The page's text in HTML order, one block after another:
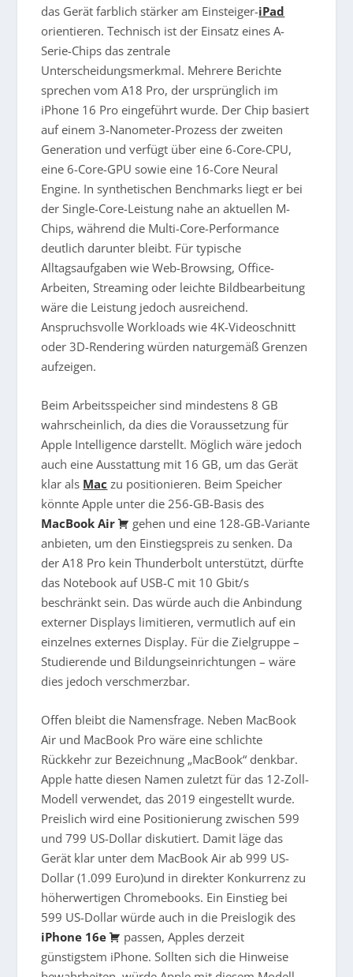
das Gerät farblich stärker am Einsteiger-iPad
orientieren. Technisch ist der Einsatz eines A-
Serie-Chips das zentrale
Unterscheidungsmerkmal. Mehrere Berichte
sprechen vom A18 Pro, der ursprünglich im
iPhone 16 Pro eingeführt wurde. Der Chip basiert
auf einem 3-Nanometer-Prozess der zweiten
Generation und verfügt über eine 6-Core-CPU,
eine 6-Core-GPU sowie eine 16-Core Neural
Engine. In synthetischen Benchmarks liegt er bei
der Single-Core-Leistung nahe an aktuellen M-
Chips, während die Multi-Core-Performance
deutlich darunter bleibt. Für typische
Alltagsaufgaben wie Web-Browsing, Office-
Arbeiten, Streaming oder leichte Bildbearbeitung
wäre die Leistung jedoch ausreichend.
Anspruchsvolle Workloads wie 4K-Videoschnitt
oder 3D-Rendering würden naturgemäß Grenzen
aufzeigen.
Beim Arbeitsspeicher sind mindestens 8 GB
wahrscheinlich, da dies die Voraussetzung für
Apple Intelligence darstellt. Möglich wäre jedoch
auch eine Ausstattung mit 16 GB, um das Gerät
klar als Mac zu positionieren. Beim Speicher
könnte Apple unter die 256-GB-Basis des
MacBook Air
gehen und eine 128-GB-Variante
anbieten, um den Einstiegspreis zu senken. Da
der A18 Pro kein Thunderbolt unterstützt, dürfte
das Notebook auf USB-C mit 10 Gbit/s
beschränkt sein. Das würde auch die Anbindung
externer Displays limitieren, vermutlich auf ein
einzelnes externes Display. Für die Zielgruppe –
Studierende und Bildungseinrichtungen – wäre
dies jedoch verschmerzbar.
Offen bleibt die Namensfrage. Neben MacBook
Air und MacBook Pro wäre eine schlichte
Rückkehr zur Bezeichnung „MacBook“ denkbar.
Apple hatte diesen Namen zuletzt für das 12-Zoll-
Modell verwendet, das 2019 eingestellt wurde.
Preislich wird eine Positionierung zwischen 599
und 799 US-Dollar diskutiert. Damit läge das
Gerät klar unter dem MacBook Air ab 999 US-
Dollar (1.099 Euro)und in direkter Konkurrenz zu
höherwertigen Chromebooks. Ein Einstieg bei
599 US-Dollar würde auch in die Preislogik des
iPhone 16e
passen, Apples derzeit
günstigstem iPhone. Sollten sich die Hinweise